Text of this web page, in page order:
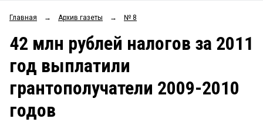
ОБЩЕСТВО
ЗАКОН
НОВОСТИ КОМПАНИЙ
Рейтинги
Архив
Главная → Архив газеты → № 8
42 млн рублей налогов за 2011
год выплатили
грантополучатели 2009-2010
годов